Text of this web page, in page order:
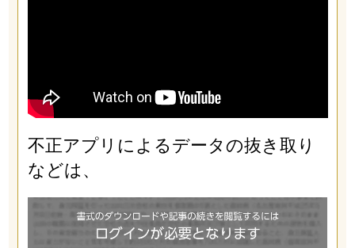
不正アプリによるデータの抜き取り
などは、